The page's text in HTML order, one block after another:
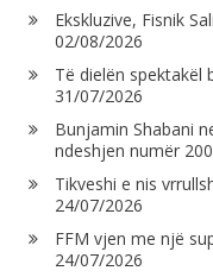
Ekskluzive, Fisnik
02/08/2026
Të dielën spektakël
31/07/2026
Bunjamin Shabani
ndeshjen numër
Tikveshi e nis
24/07/2026
FFM vjen me një
24/07/2026